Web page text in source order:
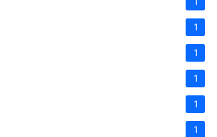
1
1
1
1
1